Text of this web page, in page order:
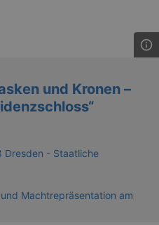
und Kronen –
Dresden - Staatliche
Machtrepräsentation am